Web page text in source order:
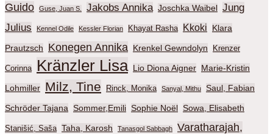
Guido
Guse, Juan S. Jakobs Annika Joschka Waibel Jung
Julius
Kennel Odile Kessler Florian Khayat Rasha Kkoki Klara
Prautzsch Konegen Annika Krenkel Gewndolyn Krenzer
Corinna Kränzler Lisa Lio Diona Aigner Marie-Kristin
Lohmiller Milz, Tine Rinck, Monika Sanyal, Mithu Saul, Fabian
Schröder Tajana Sommer,Emili Sophie Noël Sowa, Elisabeth
Stanišić, Saša Taha, Karosh Tanasgol Sabbagh
Varatharajah,